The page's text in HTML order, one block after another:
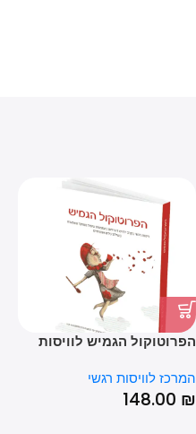
הפרוטוקול הגמיש לוויסות
זאנטקרן
המרכז לוויסות רגשי
148.00 ₪